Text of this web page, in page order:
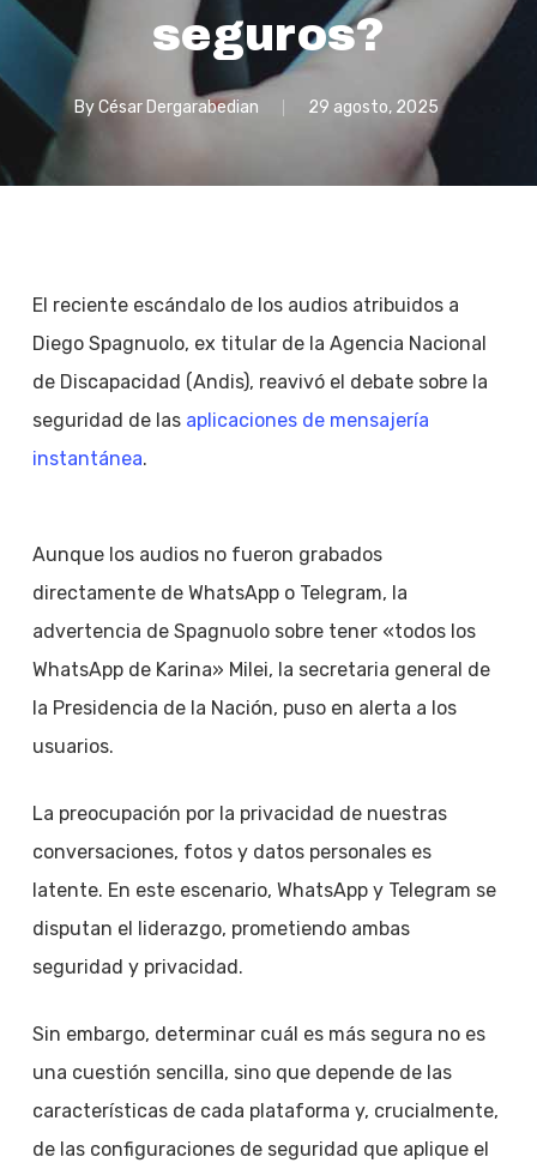
seguros?
ByCésar Dergarabedian 29 agosto, 2025
El reciente escándalo de los audios atribuidos a
Diego Spagnuolo, ex titular de la Agencia Nacional
de Discapacidad (Andis), reavivó el debate sobre la
seguridad de las aplicaciones de mensajería
instantánea.
Aunque los audios no fueron grabados
directamente de WhatsApp o Telegram, la
advertencia de Spagnuolo sobre tener «todos los
WhatsApp de Karina» Milei, la secretaria general de
la Presidencia de la Nación, puso en alerta a los
usuarios.
La preocupación por la privacidad de nuestras
conversaciones, fotos y datos personales es
latente. En este escenario, WhatsApp y Telegram se
disputan el liderazgo, prometiendo ambas
seguridad y privacidad.
Sin embargo, determinar cuál es más segura no es
una cuestión sencilla, sino que depende de las
características de cada plataforma y, crucialmente,
de las configuraciones de seguridad que aplique el